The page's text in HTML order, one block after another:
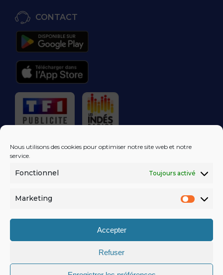
Nous utilisons des cookies pour optimiser notre site web et notre
service.
Fonctionnel Toujours activé
Marketing
Accepter
Refuser
CONTACT
RÉGIE PUBLICITAIRE
LES EXCLUS
DANS VOTRE
MENTIONS LÉGALES